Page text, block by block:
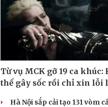
Từ vụ MCK gỡ 19 ca khúc:
thể gây sốc rồi chỉ xin lỗi
Hà Nội sắp cải tạo 131 vòm